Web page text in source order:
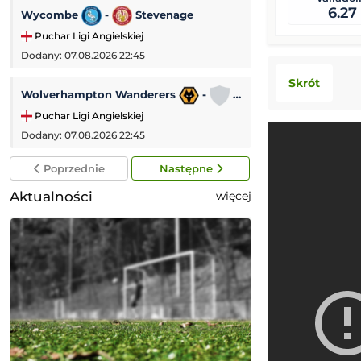
Wycombe - Stevenage
Puchar Ligi Angielskiej
Dodany: 07.08.2026 22:45
Wolverhampton Wanderers -
Puchar Ligi Angielskiej
Dodany: 07.08.2026 22:45
-
Poprzednie Następne
Aktualności więcej
6.27
Skrót